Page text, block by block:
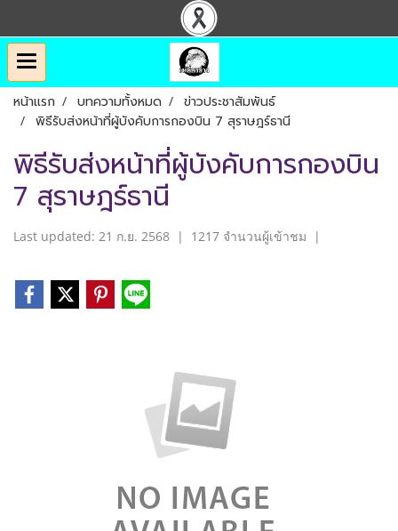
หน้าแรก บทความทั้งหมด
ข่าวประชาสัมพันธ์
พิธีรับส่งหน้าที่ผู้บังคับการกองบิน 7 สุราษฎร์ธานี
พิธีรับส่งหน้าที่ผู้บังคับการกองบิน
7 สุราษฎร์ธานี
Last updated: 21 ก.ย. 2568 | 1217 จำนวนผู้เข้าชม |